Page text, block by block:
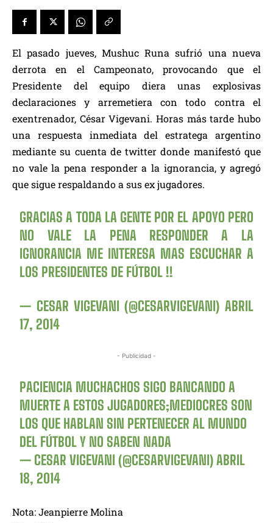
El pasado jueves, Mushuc Runa sufrió una nueva
derrota en el Campeonato, provocando que el
Presidente del equipo diera unas explosivas
declaraciones y arremetiera con todo contra el
exentrenador, César Vigevani. Horas más tarde hubo
una respuesta inmediata del estratega argentino
mediante su cuenta de twitter donde manifestó que
no vale la pena responder a la ignorancia, y agregó
que sigue respaldando a sus ex jugadores.
GRACIAS A TODA LA GENTE POR EL APOYO PERO
NO VALE LA PENA RESPONDER A LA
IGNORANCIA ME INTERESA MAS ESCUCHAR A
LOS PRESIDENTES DE FÚTBOL !!
— CESAR VIGEVANI (@CESARVIGEVANI) ABRIL
17, 2014
- Publicidad -
PACIENCIA MUCHACHOS SIGO BANCANDO A
MUERTE A ESTOS JUGADORES;MEDIOCRES SON
LOS QUE HABLAN SIN PERTENECER AL MUNDO
DEL FÚTBOL Y NO SABEN NADA
— CESAR VIGEVANI (@CESARVIGEVANI)ABRIL
18, 2014
Nota: Jeanpierre Molina